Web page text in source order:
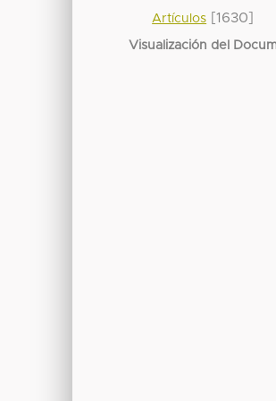
Artículos [1630]
Visualización del